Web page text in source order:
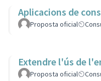
Aplicacions de
Proposta oficial
Extendre l'ús de
Proposta oficial